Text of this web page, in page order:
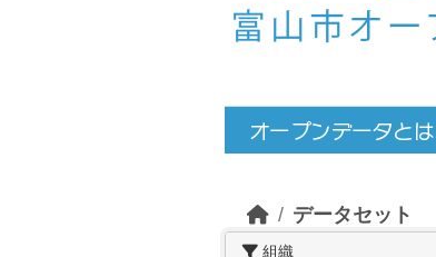
データセット
組織